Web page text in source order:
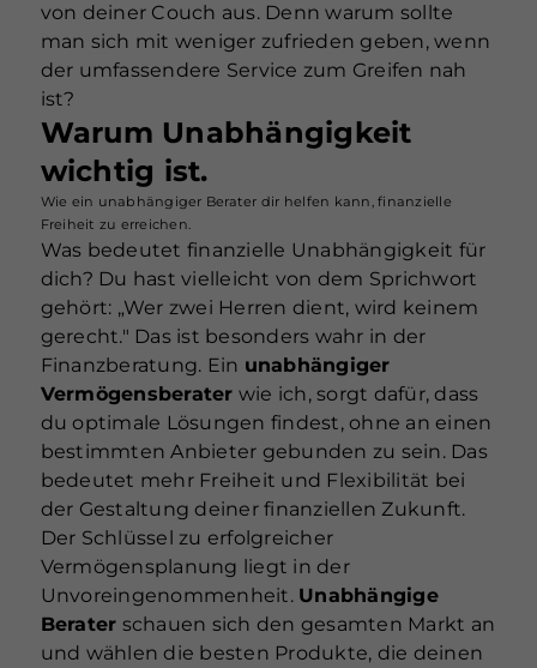
von deiner Couch aus. Denn warum sollte
man sich mit weniger zufrieden geben, wenn
der umfassendere Service zum Greifen nah
ist?
Warum Unabhängigkeit
wichtig ist.
Wie ein unabhängiger Berater dir helfen kann, finanzielle
Freiheit zu erreichen.
Was bedeutet finanzielle Unabhängigkeit für
dich? Du hast vielleicht von dem Sprichwort
gehört: „Wer zwei Herren dient, wird keinem
gerecht." Das ist besonders wahr in der
Finanzberatung. Ein unabhängiger
Vermögensberater wie ich, sorgt dafür, dass
du optimale Lösungen findest, ohne an einen
bestimmten Anbieter gebunden zu sein. Das
bedeutet mehr Freiheit und Flexibilität bei
der Gestaltung deiner finanziellen Zukunft.
Der Schlüssel zu erfolgreicher
Vermögensplanung liegt in der
Unvoreingenommenheit. Unabhängige
Berater schauen sich den gesamten Markt an
und wählen die besten Produkte, die deinen